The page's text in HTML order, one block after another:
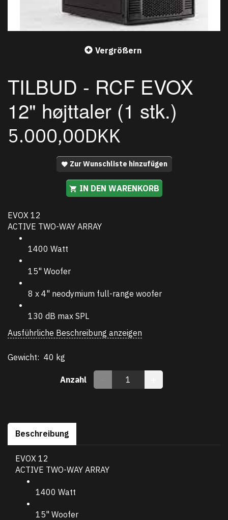
Vergrößern
TILBUD - RCF EVOX
12" højttaler (1 stk.)
5.000,00DKK
Zur Wunschliste hinzufügen
IN DEN WARENKORB
EVOX 12
ACTIVE TWO-WAY ARRAY
1400 Watt
15" Woofer
8 x 4" neodymium full-range woofer
130 dB max SPL
Ausführliche Beschreibung anzeigen
Gewicht: 40 kg
Anzahl
Beschreibung
EVOX 12
ACTIVE TWO-WAY ARRAY
1400 Watt
15" Woofer